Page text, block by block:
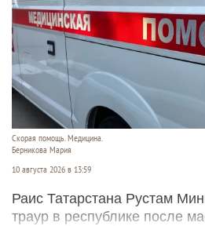
Скорая помощь. Медицина.
Берникова Мария
10 августа 2026 в 13:59
Раис Татарстана Рустам
траур в республике после